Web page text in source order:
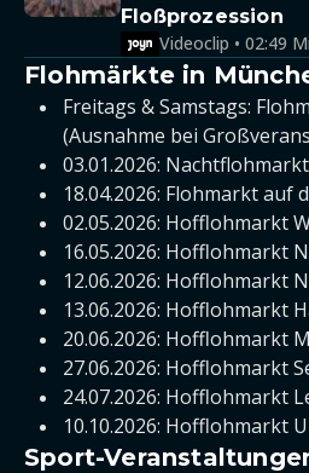
Floßprozession
Videoclip • 02:49
Flohmärkte in
Freitags & Samstags:
(Ausnahme bei
03.01.2026:
18.04.2026: Flohmarkt auf
02.05.2026: Hofflohmarkt
16.05.2026: Hofflohmarkt
12.06.2026: Hofflohmarkt
13.06.2026: Hofflohmarkt
20.06.2026: Hofflohmarkt
27.06.2026: Hofflohmarkt
24.07.2026: Hofflohmarkt
10.10.2026: Hofflohmarkt
Sport-